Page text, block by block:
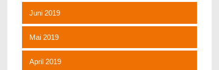
Juni 2019
Mai 2019
April 2019